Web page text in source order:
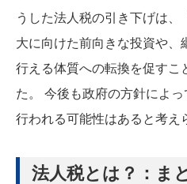
うした法人税の引き下げは
大に向けた前向きな投資や、
行える体質への転換を促すこ
た。 今後も政府の方針によ
行われる可能性はあると考え
法人税とは？：ま